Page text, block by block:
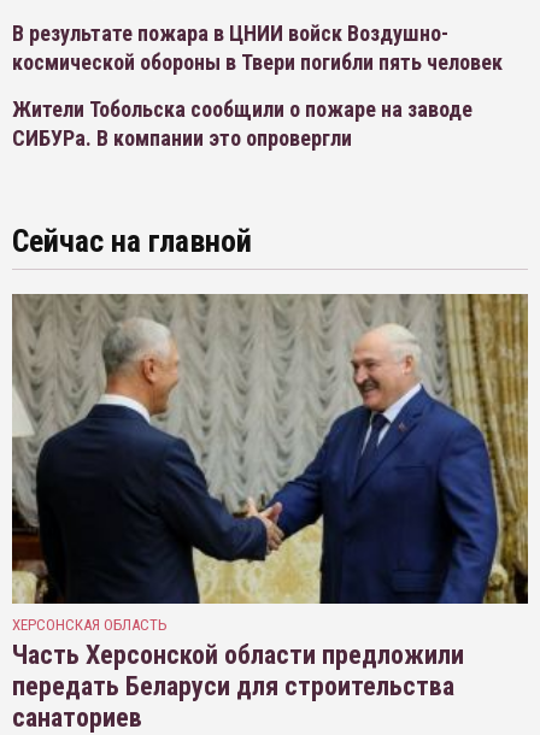
В результате пожара в ЦНИИ войск Воздушно-
космической обороны в Твери погибли пять человек
Жители Тобольска сообщили о пожаре на заводе
СИБУРа. В компании это опровергли
Сейчас на главной
ХЕРСОНСКАЯ ОБЛАСТЬ
Часть Херсонской области предложили
передать Беларуси для строительства
санаториев